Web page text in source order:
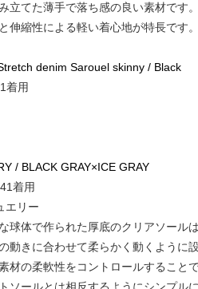
立てた薄手で落ち感の良い素材です。
伸縮性による軽い着心地が特長です。
denim Sarouel skinny / Black
着用
/ BLACK GRAY×ICE GRAY
着用
エリー
球体で作られた厚底のクリアソール
動きに合わせて柔らかく動くように
材の柔軟性をコントロールすること